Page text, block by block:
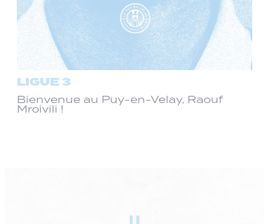
LIGUE 3
Bienvenue au Puy-en-Velay, Raouf
Mroivili !